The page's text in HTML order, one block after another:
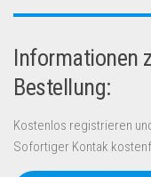
Informationen
Bestellung:
Kostenlos registrieren
Sofortiger Kontak